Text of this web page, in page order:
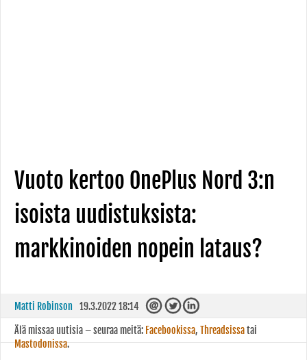
Vuoto kertoo OnePlus Nord 3:n
isoista uudistuksista:
markkinoiden nopein lataus?
Matti Robinson 19.3.2022 18:14
Älä missaa uutisia – seuraa meitä: Facebookissa, Threadsissatai
Mastodonissa.